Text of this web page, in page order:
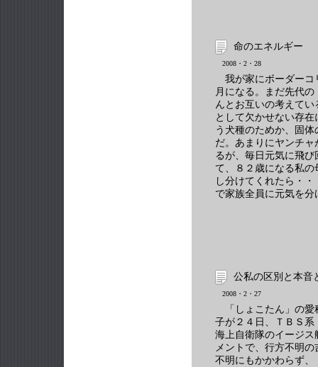
命のエネルギー
2008・2・28
我が家にボーダーコ
月になる。まだ先代
んとお互いの考えて
として欠かせない存
う犬種のためか、固
だ。あまりにヤンチ
るが、毎日元気に飛
て、８２歳になる私
し分けてくれたら・
で家族全員に元気を
公私の区別と本音
2008・2・27
「しょこたん」の愛
子が２４日、ＴＢＳ
海上自衛隊のイージ
メントで、行方不明
不明にもかかわらず